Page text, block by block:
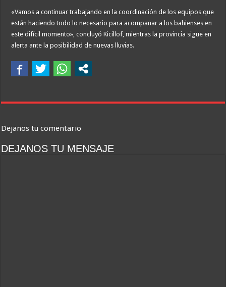
«Vamos a continuar trabajando en la coordinación de los equipos que
están haciendo todo lo necesario para acompañar a los bahienses en
este difícil momento», concluyó Kicillof, mientras la provincia sigue en
alerta ante la posibilidad de nuevas lluvias.
Dejanos tu comentario
DEJANOS TU MENSAJE